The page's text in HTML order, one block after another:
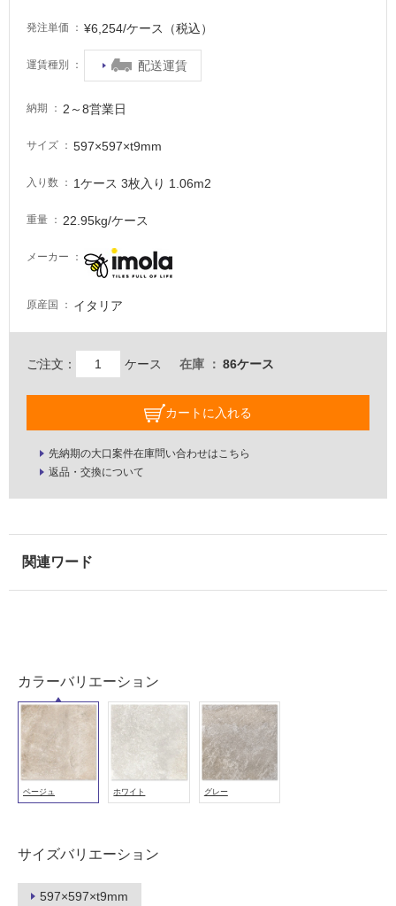
発注単価 ¥6,254/ケース（税込）
運賃種別 配送運賃
納期 2～8営業日
サイズ 597×597×t9mm
入り数 1ケース 3枚入り 1.06m2
重量 22.95kg/ケース
メーカー
原産国 イタリア
ご注文： ケース 在庫 86ケース
カートに入れる
先納期の大口案件在庫問い合わせはこちら
返品・交換について
カラーバリエーション
ベージュ ホワイト グレー
サイズバリエーション
597×597×t9mm
る
意
が
要
し
い
壁・
壁・
壁
使
可
能
能
冷
地
外)
使
可